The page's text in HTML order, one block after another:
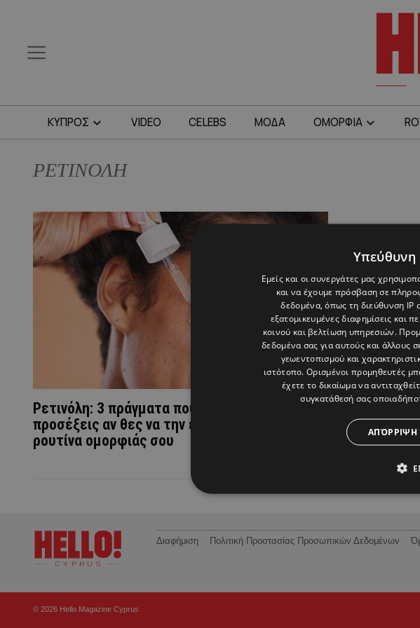
ΚΥΠΡΟΣ VIDEO CELEBS ΜΟΔΑ ΟΜΟΡΦΙΑ
ΡΕΤΙΝΟΛΗ
Ρετινόλη: 3 πράγματα που πρέπει να
προσέξεις αν θες να την εντάξεις στην
ρουτίνα ομορφιάς σου
Διαφήμιση Πολιτική Προστασίας Προσωπικών Δεδομένων
© 2026 Hello Magazine Cyprus
Εμείς και οι συνεργάτες μας
και να έχουμε πρόσβαση σε
δεδομένα, όπως τη διεύθυνση IP
εξατομικευμένες διαφημίσεις και
κοινού και βελτίωση υπηρεσιών.
δεδομένα σας για αυτούς και
γεωεντοπισμού και
ιστότοπο. Ορισμένοι προμηθευτές
έχετε το δικαίωμα να
συγκατάθεσή σας